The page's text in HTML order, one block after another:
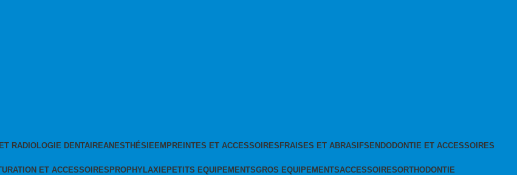
RADIOLOGIE DENTAIREANESTHÉSIEEMPREINTES ET ACCESSOIRESFRAISES ET ABRASIFSENDODONTIE ET ACCESSOIRES
ET ACCESSOIRESPROPHYLAXIEPETITS EQUIPEMENTSGROS EQUIPEMENTSACCESSOIRESORTHODONTIE